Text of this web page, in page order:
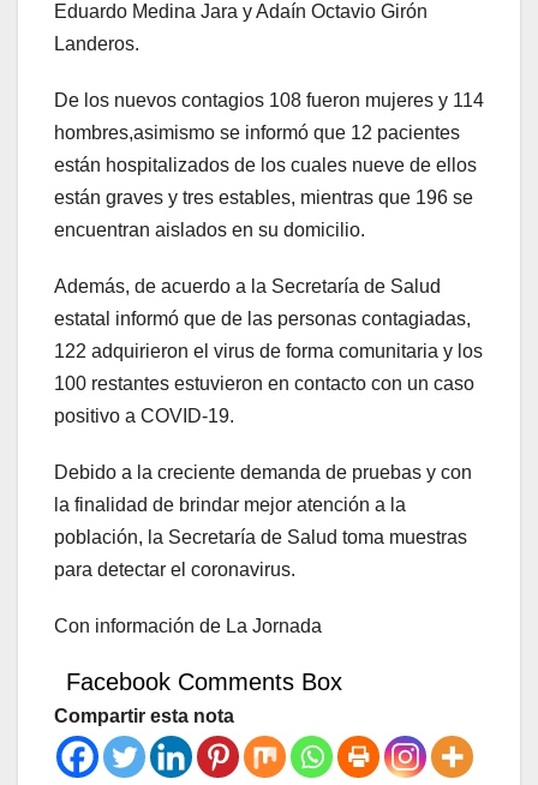
Eduardo Medina Jara y Adaín Octavio Girón
Landeros.
De los nuevos contagios 108 fueron mujeres y 114
hombres,asimismo se informó que 12 pacientes
están hospitalizados de los cuales nueve de ellos
están graves y tres estables, mientras que 196 se
encuentran aislados en su domicilio.
Además, de acuerdo a la Secretaría de Salud
estatal informó que de las personas contagiadas,
122 adquirieron el virus de forma comunitaria y los
100 restantes estuvieron en contacto con un caso
positivo a COVID-19.
Debido a la creciente demanda de pruebas y con
la finalidad de brindar mejor atención a la
población, la Secretaría de Salud toma muestras
para detectar el coronavirus.
Con información de La Jornada
Facebook Comments Box
Compartir esta nota